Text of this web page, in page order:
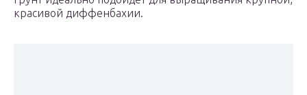
красивой диффенбахии.